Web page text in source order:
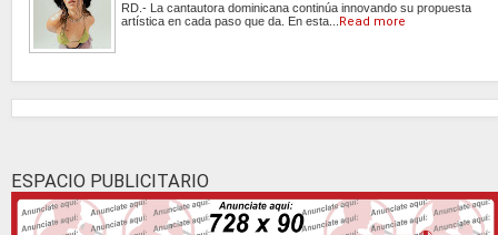
RD.- La cantautora dominicana continúa innovando su propuesta
artística en cada paso que da. En esta...
Read more
ESPACIO PUBLICITARIO